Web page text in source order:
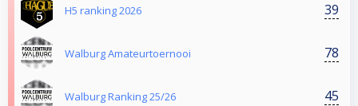
H5 ranking 2026 39
Walburg Amateurtoernooi 78
Walburg Ranking 25/26 45